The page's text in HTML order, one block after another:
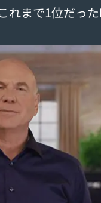
れまで1位だっ